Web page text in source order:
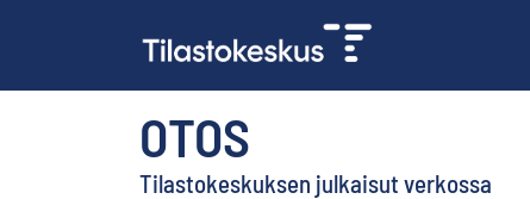
OTOS
Tilastokeskuksen julkaisut verkossa